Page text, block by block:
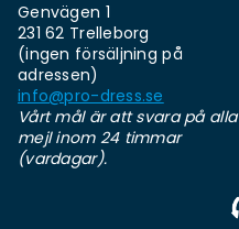
Genvägen 1
231 62 Trelleborg
(ingen försäljning på
adressen)
info@pro-dress.se
Vårt mål är att svara på alla
mejl inom 24 timmar
(vardagar).